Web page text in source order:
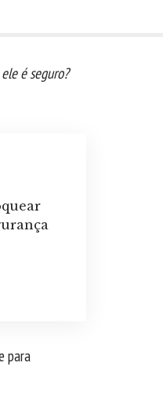
é seguro?
para